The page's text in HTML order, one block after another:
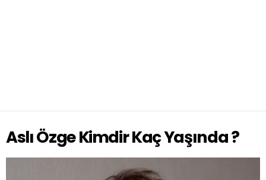
Aslı Özge Kimdir Kaç Yaşında ?